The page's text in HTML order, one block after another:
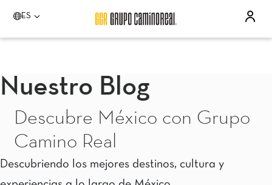
ES
Por favor elija un destino
Quinta Real Acapulco
Camino Real Acapulco Diamante
Quinta Real Aguascalientes
Real Inn Celaya
Estado de México
Real Inn Perinorte
Nuestro Blog
Descubre México con Grupo
Camino Real
Descubriendo los mejores destinos, cultura y